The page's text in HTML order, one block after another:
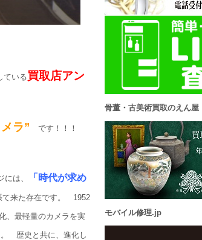
ている 買取店アン
ラ” です！！！
は、
「時代が求め
て来た存在です。 1952
、最軽量のカメラを実
歴史と共に、進化し
骨董・古美術買取のえん屋
モバイル修理.jp